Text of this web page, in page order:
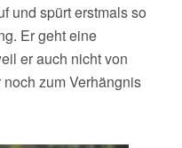
und spürt erstmals so
Er geht eine
er auch nicht von
zum Verhängnis